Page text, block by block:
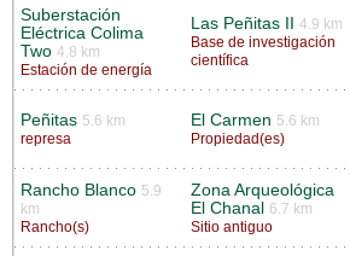
Suberstación
Eléctrica Colima
Two 4.8 km
Estación de energía
Las Peñitas II
4.9 km
Base de investigación
científica
Peñitas 5.6 km
represa
El Carmen 5.6 km
Propiedad(es)
Rancho Blanco 5.9
km
Rancho(s)
Zona Arqueológica
El Chanal
6.7 km
Sitio antiguo